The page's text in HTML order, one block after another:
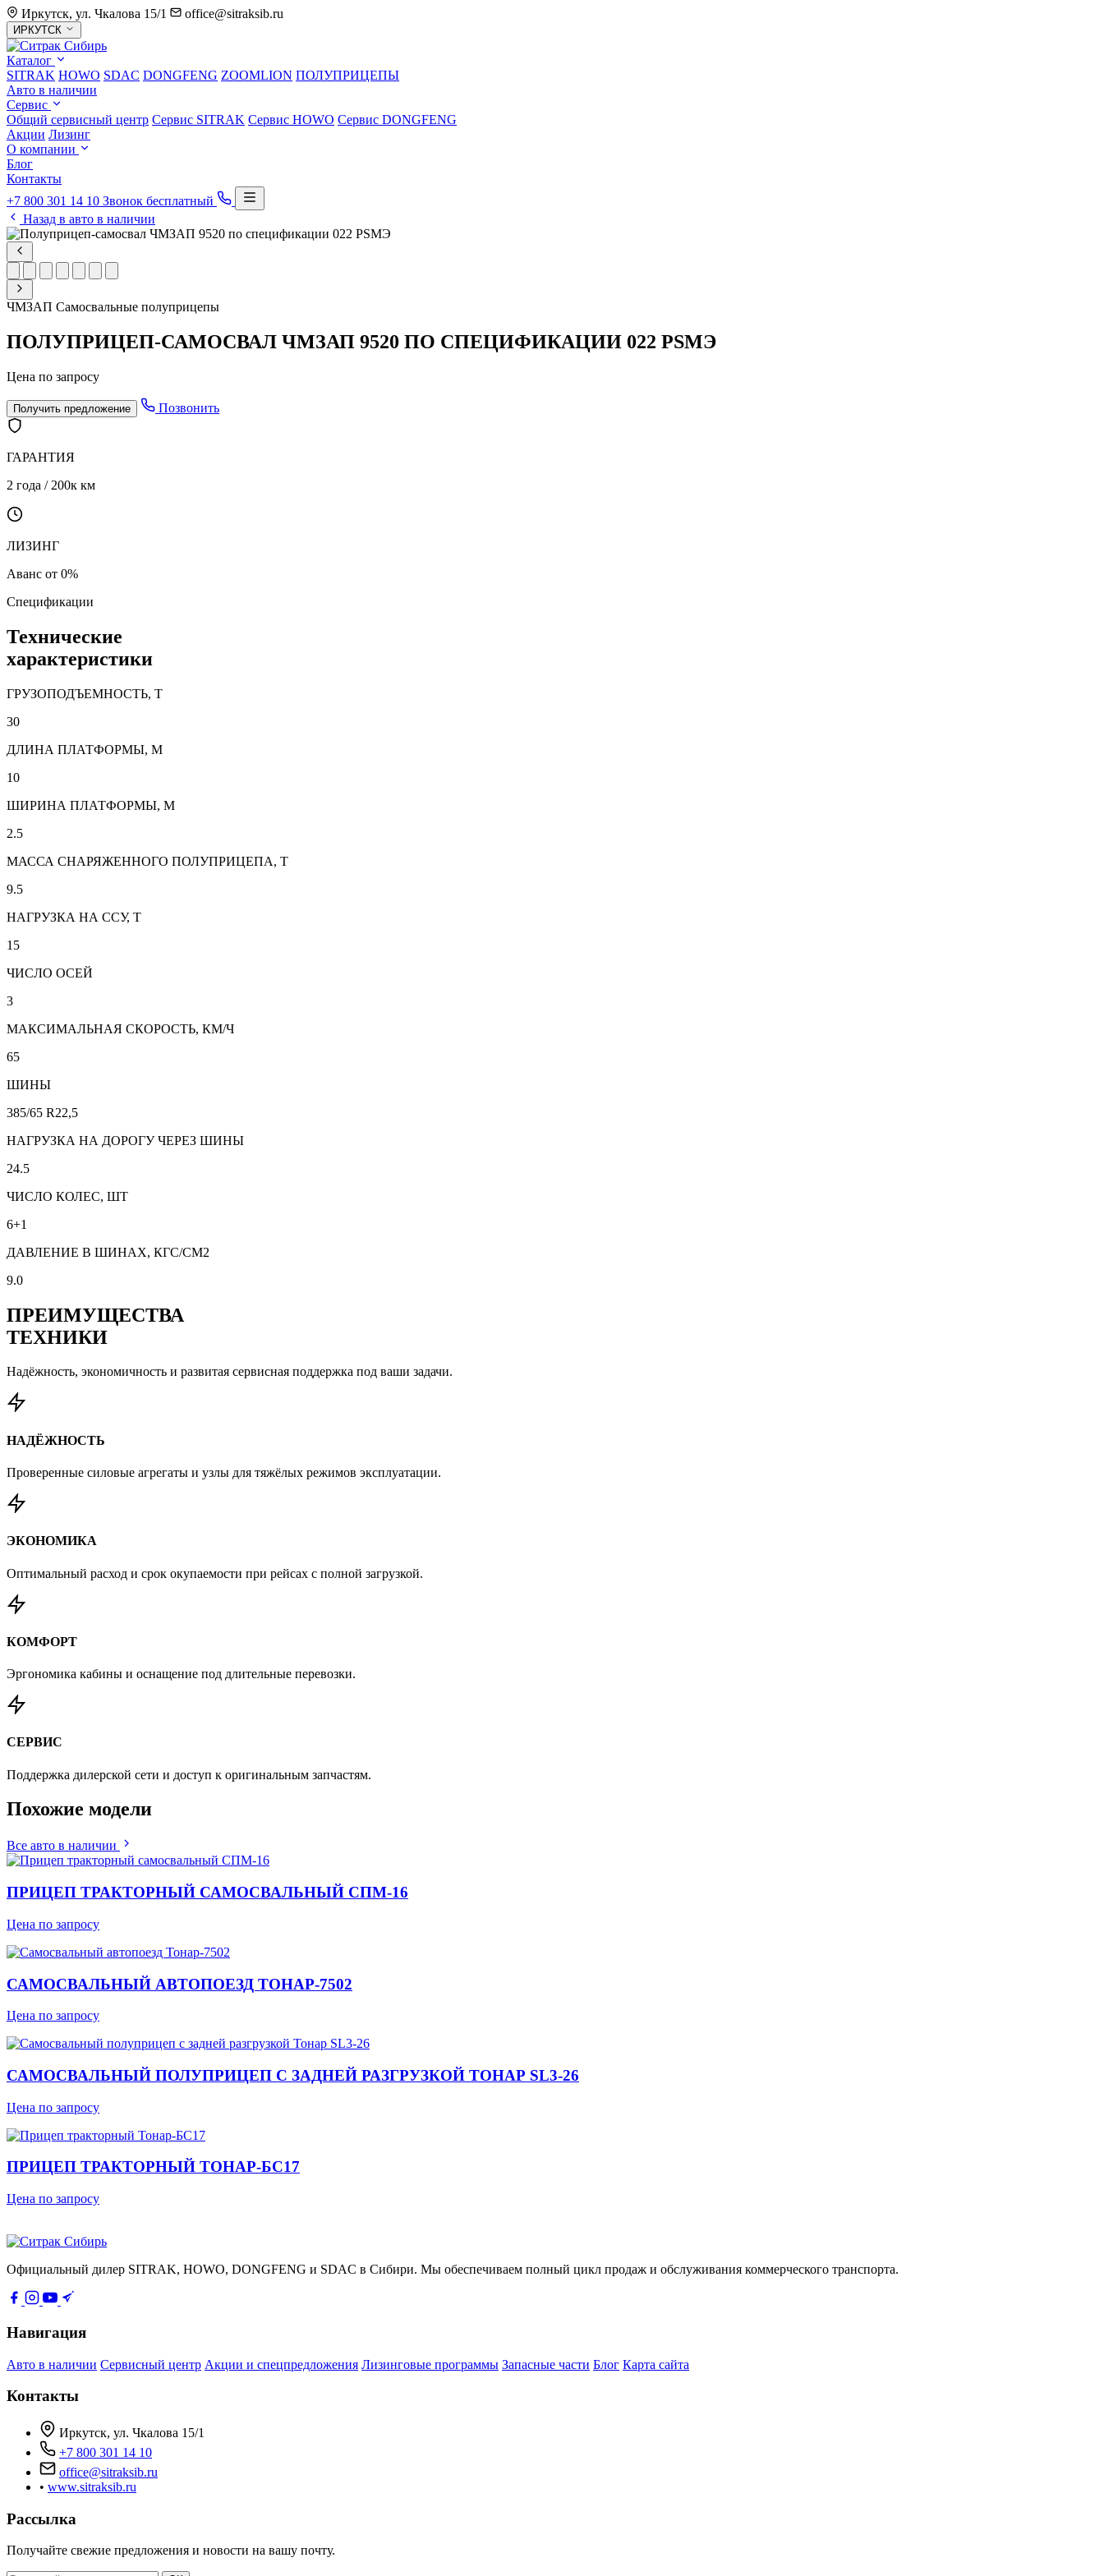
Иркутск, ул. Чкалова 15/1
office@sitraksib.ru
Выбор
города
ИРКУТСК
Каталог
SITRAK HOWO SDAC DONGFENG ZOOMLION ПОЛУПРИЦЕПЫ
Авто в наличии
Сервис
Общий сервисный центр Сервис SITRAK Сервис HOWO Сервис DONGFENG
Акции Лизинг
О компании
Блог
Контакты
+7 800 301 14 10 Звонок бесплатный
Назад в авто в наличии
ЧМЗАП Самосвальные полуприцепы
ПОЛУПРИЦЕП-САМОСВАЛ ЧМЗАП 9520 ПО СПЕЦИФИКАЦИИ 022 PSMЭ
Цена по запросу
Получить предложение Позвонить
ГАРАНТИЯ
2 года / 200к км
ЛИЗИНГ
Аванс от 0%
Спецификации
Технические
характеристики
ГРУЗОПОДЪЕМНОСТЬ, Т
30
ДЛИНА ПЛАТФОРМЫ, М
10
ШИРИНА ПЛАТФОРМЫ, М
2.5
МАССА СНАРЯЖЕННОГО ПОЛУПРИЦЕПА, Т
9.5
НАГРУЗКА НА ССУ, Т
15
ЧИСЛО ОСЕЙ
3
МАКСИМАЛЬНАЯ СКОРОСТЬ, КМ/Ч
65
ШИНЫ
385/65 R22,5
НАГРУЗКА НА ДОРОГУ ЧЕРЕЗ ШИНЫ
24.5
ЧИСЛО КОЛЕС, ШТ
6+1
ДАВЛЕНИЕ В ШИНАХ, КГС/СМ2
9.0
ПРЕИМУЩЕСТВА
ТЕХНИКИ
Надёжность, экономичность и развитая сервисная поддержка под ваши задачи.
НАДЁЖНОСТЬ
Проверенные силовые агрегаты и узлы для тяжёлых режимов эксплуатации.
ЭКОНОМИКА
Оптимальный расход и срок окупаемости при рейсах с полной загрузкой.
КОМФОРТ
Эргономика кабины и оснащение под длительные перевозки.
СЕРВИС
Поддержка дилерской сети и доступ к оригинальным запчастям.
Похожие модели
Все авто в наличии
ПРИЦЕП ТРАКТОРНЫЙ САМОСВАЛЬНЫЙ СПМ-16
Цена по запросу
САМОСВАЛЬНЫЙ АВТОПОЕЗД ТОНАР-7502
Цена по запросу
САМОСВАЛЬНЫЙ ПОЛУПРИЦЕП С ЗАДНЕЙ РАЗГРУЗКОЙ ТОНАР SL3-26
Цена по запросу
ПРИЦЕП ТРАКТОРНЫЙ ТОНАР-БС17
Цена по запросу
Официальный дилер SITRAK, HOWO, DONGFENG и SDAC в Сибири. Мы обеспечиваем полный цикл продаж и обслуживания коммерческого транспорта.
Навигация
Авто в наличии Сервисный центр Акции и спецпредложения Лизинговые программы Запасные части Блог Карта сайта
Контакты
Иркутск, ул. Чкалова 15/1
+7 800 301 14 10
office@sitraksib.ru
• www.sitraksib.ru
Рассылка
Получайте свежие предложения и новости на вашу почту.